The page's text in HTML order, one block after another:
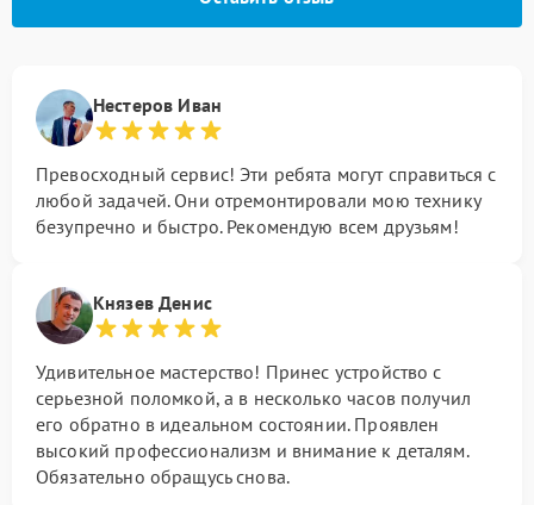
Нестеров Иван
Превосходный сервис! Эти ребята могут справиться с
любой задачей. Они отремонтировали мою технику
безупречно и быстро. Рекомендую всем друзьям!
Князев Денис
Удивительное мастерство! Принес устройство с
серьезной поломкой, а в несколько часов получил
его обратно в идеальном состоянии. Проявлен
высокий профессионализм и внимание к деталям.
Обязательно обращусь снова.